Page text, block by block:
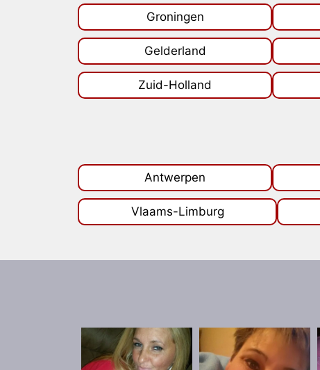
Groningen
Gelderland
Zuid-Holland
Antwerpen
Vlaams-Limburg